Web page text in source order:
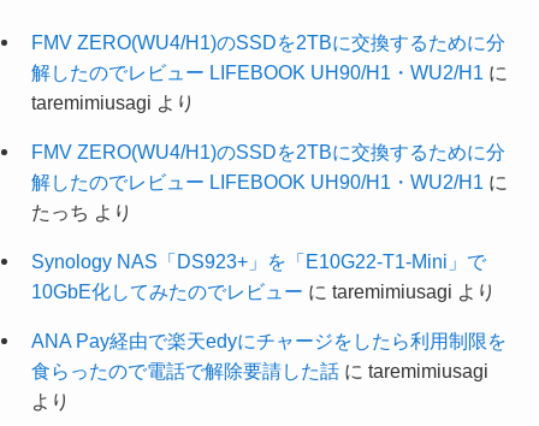
FMV ZERO(WU4/H1)のSSDを2TBに交換するために分
解したのでレビュー LIFEBOOK UH90/H1・WU2/H1 に
taremimiusagi より
FMV ZERO(WU4/H1)のSSDを2TBに交換するために分
解したのでレビュー LIFEBOOK UH90/H1・WU2/H1 に
たっち より
Synology NAS「DS923+」を「E10G22-T1-Mini」で
10GbE化してみたのでレビュー に taremimiusagi より
ANA Pay経由で楽天edyにチャージをしたら利用制限を
食らったので電話で解除要請した話に taremimiusagi
より